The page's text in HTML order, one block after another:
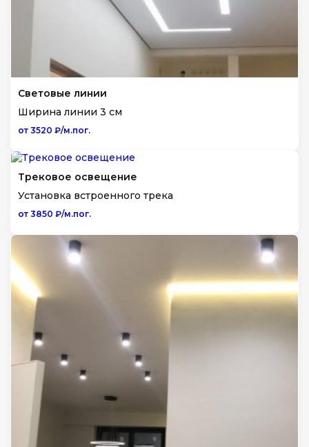
Световые линии
Ширина линии 3 см
от 3520 ₽/м.пог.
Трековое освещение
Установка встроенного трека
от 3850 ₽/м.пог.